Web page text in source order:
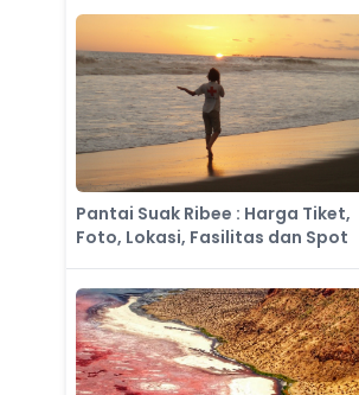
Pantai Suak Ribee : Harga Tiket,
Foto, Lokasi, Fasilitas dan Spot